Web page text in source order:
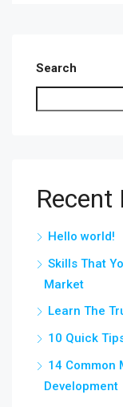
Search
Recent
Hello world!
Skills That
Market
Learn The
10 Quick
14 Common
Development